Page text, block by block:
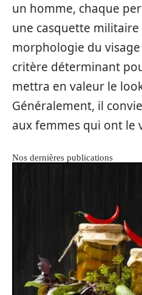
un homme, chaque
une casquette militaire
morphologie du
critère déterminant
mettra en valeur le
Généralement, il
aux femmes qui ont le
Nos dernières publications